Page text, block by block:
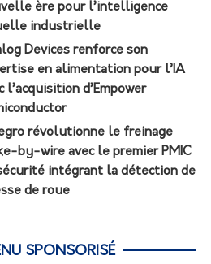
ère pour l’intelligence
industrielle
Devices renforce son
en alimentation pour l’IA
l’acquisition d’Empower
révolutionne le freinage
by-wire avec le premier PMIC
intégrant la détection de
de roue
SPONSORISÉ